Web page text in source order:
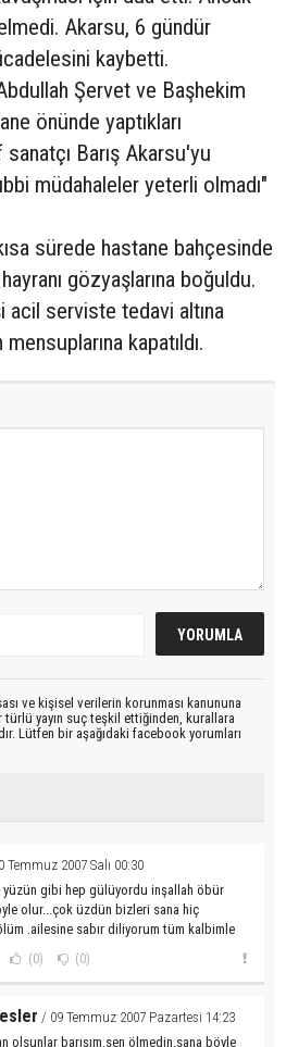
Akarsu, 6 gündür
kaybetti.
Şervet ve Başhekim
önünde yaptıkları
Barış Akarsu'yu
müdahaleler yeterli olmadı"
sürede hastane bahçesinde
gözyaşlarına boğuldu.
acil serviste tedavi altına
kapatıldı.
ve kişisel verilerin korunması kanununa
yayın suç teşkil ettiğinden, kurallara
Lütfen bir aşağıdaki facebook yorumları
Temmuz 2007 Salı 00:30
gibi hep gülüyordu inşallah öbür
olur...çok üzdün bizleri sana hiç
.ailesine sabır diliyorum tüm kalbimle
(0) (0)
/ 09 Temmuz 2007 Pazartesi 14:23
olsunlar barışım.sen ölmedin.sana böyle